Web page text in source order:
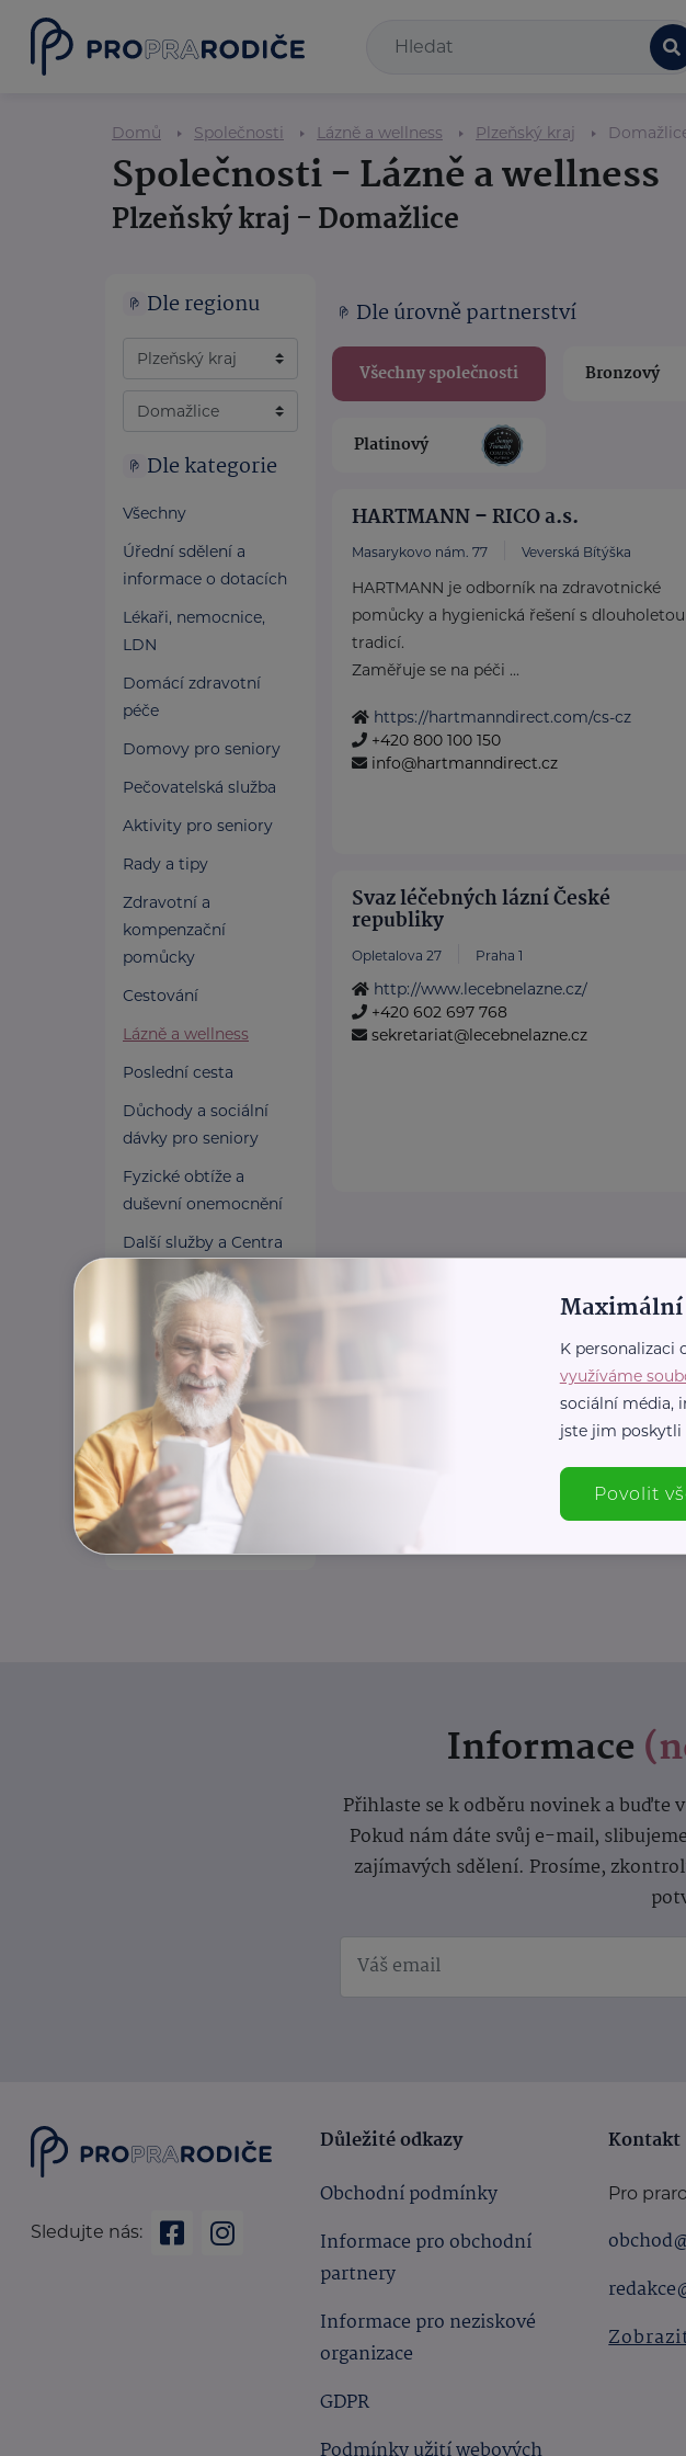
Domů Společnosti Lázně a wellness Plzeňský kraj
Společnosti - Lázně a wellness
Plzeňský kraj - Domažlice
Dle regionu
Dle kategorie
Všechny
Úřední sdělení a
informace o dotacích
Lékaři, nemocnice,
LDN
Domácí zdravotní
péče
Domovy pro seniory
Pečovatelská služba
Aktivity pro seniory
Rady a tipy
Zdravotní a
kompenzační
pomůcky
Cestování
Lázně a wellness
Poslední cesta
Důchody a sociální
dávky pro seniory
Fyzické obtíže a
duševní onemocnění
Další služby a Centra
duševního zdraví
Osobní asistence
Pomoc v nouzi
Pojištění a finance
Pro pečující
Zaměstnání a právní
rovnováha
Odlehčovací služba
Dle úrovně partnerství
Všechny společnosti Bronzový
Platinový
HARTMANN – RICO a.s.
Masarykovo nám. 77 Veverská Bítýška
HARTMANN je odborník na zdravotnické
pomůcky a hygienická řešení s dlouholetou
tradicí.
Zaměřuje se na péči ...
https://hartmanndirect.com/cs-cz
+420 800 100 150
info@hartmanndirect.cz
Svaz léčebných lázní České
republiky
Opletalova 27 Praha 1
http://www.lecebnelazne.cz/
+420 602 697 768
sekretariat@lecebnelazne.cz
Informace
Přihlaste se k odběru novinek a buďte
Pokud nám dáte svůj e-mail,
zajímavých sdělení. Prosíme,
Sledujte nás:
Důležité odkazy
Obchodní podmínky
Informace pro obchodní
partnery
Informace pro neziskové
organizace
GDPR
Kontakt
Pro
Maximální
K personalizaci
využíváme
sociální média,
jste jim poskytli
Povolit